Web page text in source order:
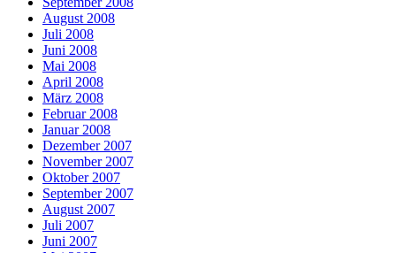
August 2008
Juli 2008
Juni 2008
Mai 2008
April 2008
März 2008
Februar 2008
Januar 2008
Dezember 2007
November 2007
Oktober 2007
September 2007
August 2007
Juli 2007
Juni 2007